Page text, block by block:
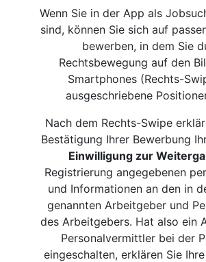
Wenn Sie in der App als
sind, können Sie sich auf
bewerben, in dem Sie
Rechtsbewegung auf den
Smartphones (Rechts-
ausgeschriebene
Nach dem Rechts-Swipe
Bestätigung Ihrer Bewerbung
Einwilligung zur
Registrierung angegebenen
und Informationen an den in
genannten Arbeitgeber und
des Arbeitgebers. Hat also ein
Personalvermittler bei der
eingeschalten, erklären Sie